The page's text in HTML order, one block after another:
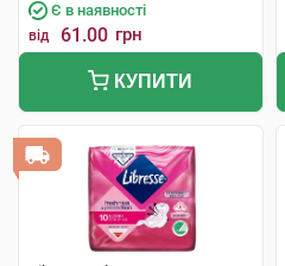
Є в наявності
від 61.00 грн
КУПИТИ